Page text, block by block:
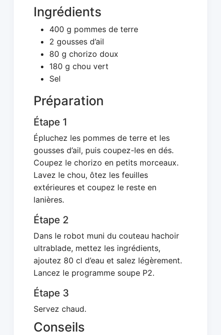
Ingrédients
400 g pommes de terre
2 gousses d’ail
80 g chorizo doux
180 g chou vert
Sel
Préparation
Étape 1
Épluchez les pommes de terre et les
gousses d’ail, puis coupez-les en dés.
Coupez le chorizo en petits morceaux.
Lavez le chou, ôtez les feuilles
extérieures et coupez le reste en
lanières.
Étape 2
Dans le robot muni du couteau hachoir
ultrablade, mettez les ingrédients,
ajoutez 80 cl d’eau et salez légèrement.
Lancez le programme soupe P2.
Étape 3
Servez chaud.
Conseils